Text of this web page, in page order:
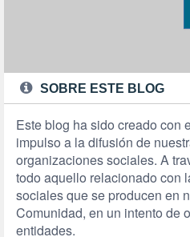
SOBRE ESTE BLOG
Este blog ha sido creado con
impulso a la difusión de
organizaciones sociales. A
todo aquello relacionado con
sociales que se producen en
Comunidad, en un intento de
entidades.